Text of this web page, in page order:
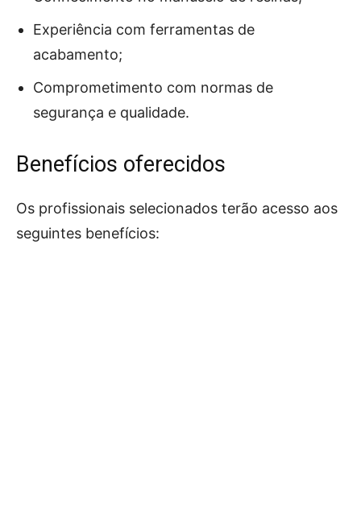
Experiência com ferramentas de
acabamento;
Comprometimento com normas de
segurança e qualidade.
Benefícios oferecidos
Os profissionais selecionados terão acesso aos
seguintes benefícios: